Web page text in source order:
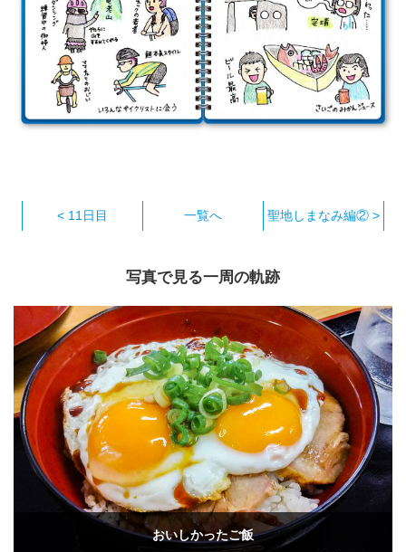
< 11日目 一覧へ 聖地しまなみ編② >
写真で見る一周の軌跡
おいしかったご飯